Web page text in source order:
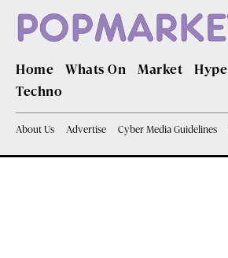
Home Whats On Market Hype
Techno
About Us Advertise Cyber Media Guidelines